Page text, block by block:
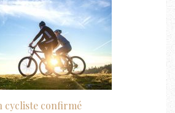
cycliste confirmé